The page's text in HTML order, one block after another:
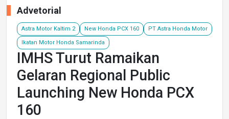
Advetorial
Astra Motor Kaltim 2 New Honda PCX 160 PT Astra Honda Motor
Ikatan Motor Honda Samarinda
IMHS Turut Ramaikan
Gelaran Regional Public
Launching New Honda PCX
160